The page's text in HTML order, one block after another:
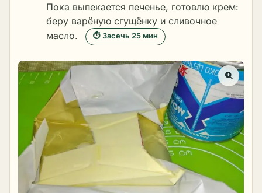
Пока выпекается печенье, готовлю крем:
беру варёную сгущёнку и сливочное
масло.
⏱ Засечь 25 мин